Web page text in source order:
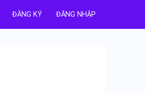
ĐĂNG KÝ ĐĂNG NHẬP